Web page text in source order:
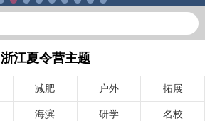
浙江夏令营主题
减肥 户外 拓展
海滨 研学 名校